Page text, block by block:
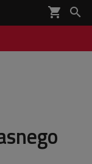
shopping_cart 
